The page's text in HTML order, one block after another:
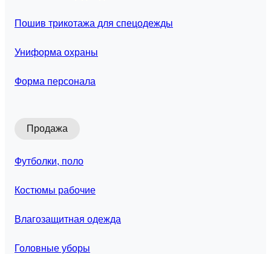
Пошив трикотажа для спецодежды
Униформа охраны
Форма персонала
Продажа
Футболки, поло
Костюмы рабочие
Влагозащитная одежда
Головные уборы